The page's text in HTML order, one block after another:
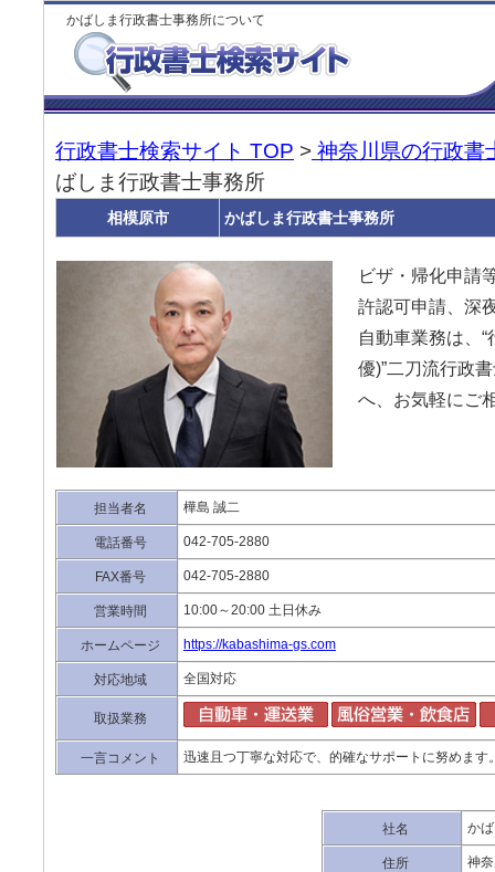
かばしま行政書士事務所について
行政書士検索サイト TOP > 神奈川県の行政書
ばしま行政書士事務所
相模原市 かばしま行政書士事務所
ビザ・帰化申請
許認可申請、深
自動車業務は、
優)”二刀流行政
へ、お気軽にご
担当者名 樺島 誠二
電話番号 042-705-2880
FAX番号 042-705-2880
営業時間 10:00～20:00 土日休み
ホームページ https://kabashima-gs.com
対応地域 全国対応
取扱業務
一言コメント 迅速且つ丁寧な対応で、的確なサポートに努めます
社名 か
住所 神